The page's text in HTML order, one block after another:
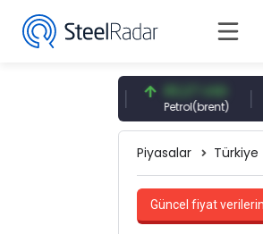
83,27 USD
Petrol(brent)
Piyasalar Türkiye
Güncel fiyat